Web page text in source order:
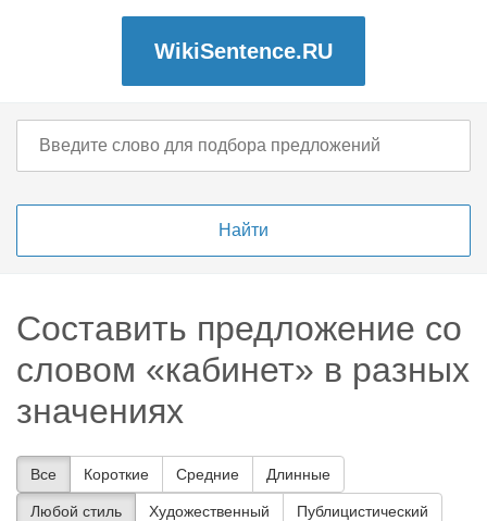
WikiSentence.RU
Составить предложение со
словом «кабинет» в разных
значениях
Все Короткие Средние Длинные
Любой стиль Художественный Публицистический